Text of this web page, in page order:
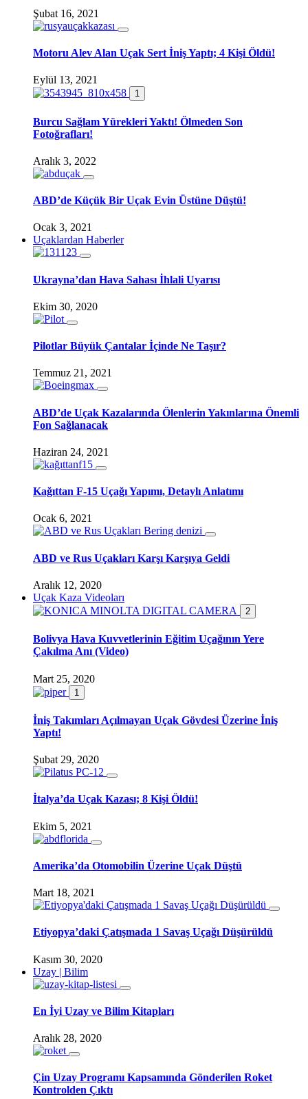
Şubat 16, 2021
Motoru Alev Alan Uçak Sert İniş Yaptı; 4 Kişi Öldü!
Eylül 13, 2021
1
Burcu Sağlam Yürekleri Yaktı! Ölmeden Son
Fotoğrafları!
Aralık 3, 2022
ABD’de Küçük Bir Uçak Evin Üstüne Düştü!
Ocak 3, 2021
Uçaklardan Haberler
Ukrayna’dan Hava Sahası İhlali Uyarısı
Ekim 30, 2020
Pilotlar Büyük Çantalar İçinde Ne Taşır?
Temmuz 21, 2021
ABD’de Uçak Kazalarında Ölenlerin Yakınlarına Önemli
Fon Sağlanacak
Haziran 24, 2021
Kağıttan F-15 Uçağı Yapımı, Detaylı Anlatımı
Ocak 6, 2021
ABD ve Rus Uçakları Karşı Karşıya Geldi
Aralık 12, 2020
Uçak Kaza Videoları
2
Bolivya Hava Kuvvetlerinin Eğitim Uçağının Yere
Çakılma Anı (Video)
Mart 25, 2020
1
İniş Takımları Açılmayan Uçak Gövdesi Üzerine İniş
Yaptı!
Şubat 29, 2020
İtalya’da Uçak Kazası; 8 Kişi Öldü!
Ekim 5, 2021
Amerika’da Otomobilin Üzerine Uçak Düştü
Mart 18, 2021
Etiyopya’daki Çatışmada 1 Savaş Uçağı Düşürüldü
Kasım 30, 2020
Uzay | Bilim
En İyi Uzay ve Bilim Kitapları
Aralık 28, 2020
Çin Uzay Programı Kapsamında Gönderilen Roket
Kontrolden Çıktı